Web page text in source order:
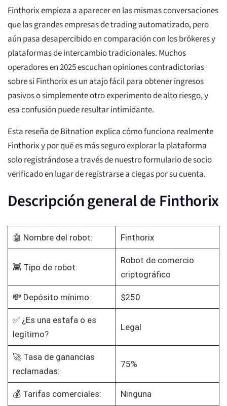
Finthorix empieza a aparecer en las mismas conversaciones
que las grandes empresas de trading automatizado, pero
aún pasa desapercibido en comparación con los brókeres y
plataformas de intercambio tradicionales. Muchos
operadores en 2025 escuchan opiniones contradictorias
sobre si Finthorix es un atajo fácil para obtener ingresos
pasivos o simplemente otro experimento de alto riesgo, y
esa confusión puede resultar intimidante.
Esta reseña de Bitnation explica cómo funciona realmente
Finthorix y por qué es más seguro explorar la plataforma
solo registrándose a través de nuestro formulario de socio
verificado en lugar de registrarse a ciegas por su cuenta.
Descripción general de Finthorix
🤖 Nombre del robot: Finthorix
👾 Tipo de robot:
Robot de comercio
criptográfico
💸 Depósito mínimo: $250
✅ ¿Es una estafa o es
legítimo?
Legal
🚀 Tasa de ganancias
reclamadas:
75%
💰 Tarifas comerciales: Ninguna